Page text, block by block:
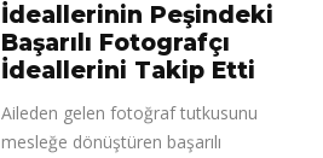
İdeallerinin Peşindeki
Başarılı Fotografçı
İdeallerini Takip Etti
Aileden gelen fotoğraf tutkusunu
mesleğe dönüştüren başarılı